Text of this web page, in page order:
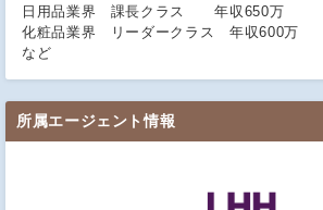
日用品業界 課長クラス 年収650万
化粧品業界 リーダークラス 年収600万
など
所属エージェント情報